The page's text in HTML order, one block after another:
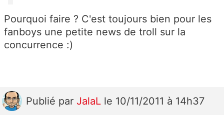
Pourquoi faire ? C'est toujours bien pour les
fanboys une petite news de troll sur la
concurrence :)
Publié par JalaL le 10/11/2011 à 14h37